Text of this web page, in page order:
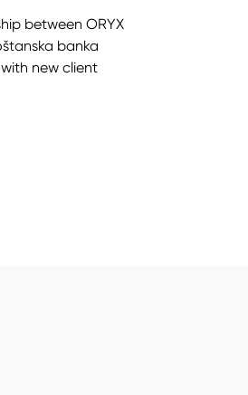
between ORYX
banka
new client